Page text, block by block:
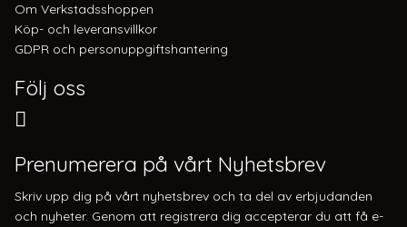
Om Verkstadsshoppen
Köp- och leveransvillkor
GDPR och personuppgiftshantering
Följ oss
Prenumerera på vårt Nyhetsbrev
Skriv upp dig på vårt nyhetsbrev och ta del av erbjudanden
och nyheter. Genom att registrera dig accepterar du att få e-